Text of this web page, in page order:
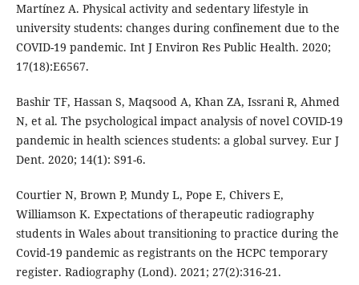
Martínez A. Physical activity and sedentary lifestyle in
university students: changes during confinement due to the
COVID-19 pandemic. Int J Environ Res Public Health. 2020;
17(18):E6567.
Bashir TF, Hassan S, Maqsood A, Khan ZA, Issrani R, Ahmed
N, et al. The psychological impact analysis of novel COVID-19
pandemic in health sciences students: a global survey. Eur J
Dent. 2020; 14(1): S91-6.
Courtier N, Brown P, Mundy L, Pope E, Chivers E,
Williamson K. Expectations of therapeutic radiography
students in Wales about transitioning to practice during the
Covid-19 pandemic as registrants on the HCPC temporary
register. Radiography (Lond). 2021; 27(2):316-21.